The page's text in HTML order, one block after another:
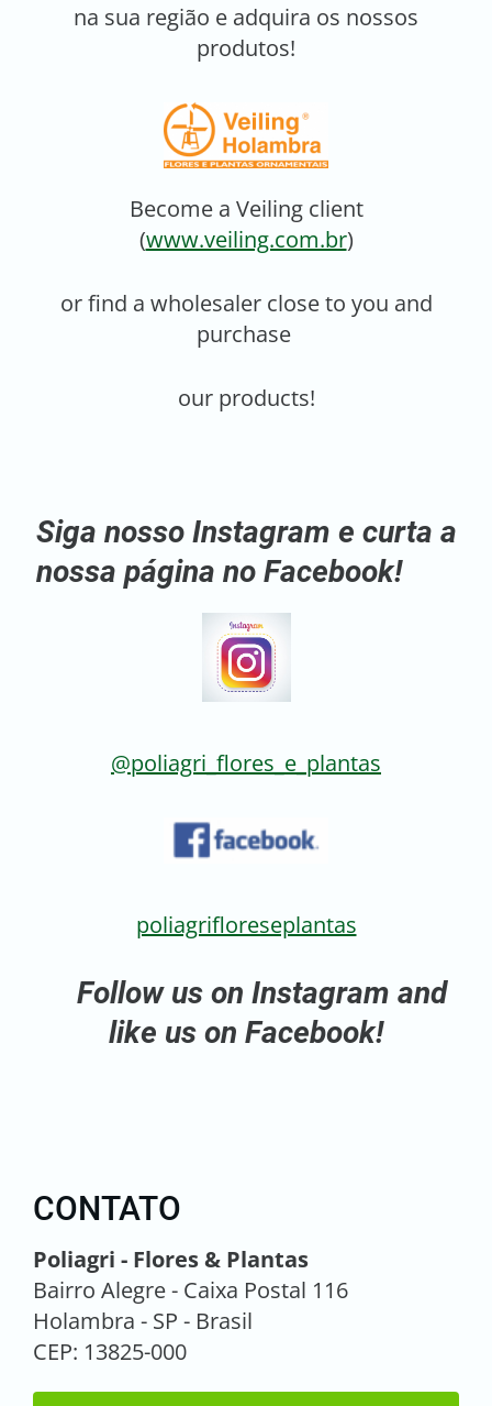
na sua região e adquira os nossos
produtos!
Become a Veiling client
(www.veiling.com.br)
or find a wholesaler close to you and
purchase
our products!
Siga nosso Instagram e curta a
nossa página no Facebook!
@poliagri_flores_e_plantas
poliagrifloreseplantas
Follow us on Instagram and
like us on Facebook!
CONTATO
Poliagri - Flores & Plantas
Bairro Alegre - Caixa Postal 116
Holambra - SP - Brasil
CEP: 13825-000